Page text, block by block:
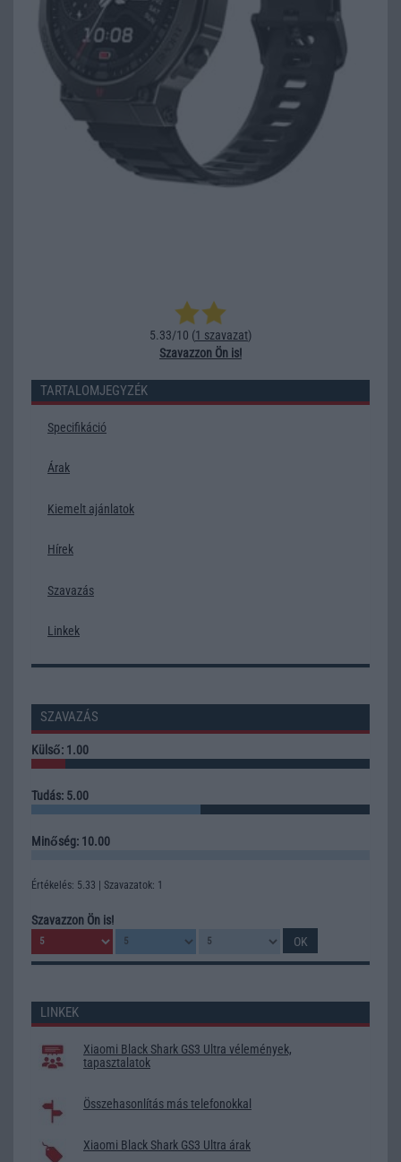
5.33/10 (1 szavazat)
Szavazzon Ön is!
TARTALOMJEGYZÉK
Specifikáció
Árak
Kiemelt ajánlatok
Hírek
Szavazás
Linkek
SZAVAZÁS
Külső: 1.00
Tudás: 5.00
Minőség: 10.00
Értékelés: 5.33 | Szavazatok: 1
Szavazzon Ön is!
LINKEK
Xiaomi Black Shark GS3 Ultra vélemények,
tapasztalatok
Összehasonlítás más telefonokkal
Xiaomi Black Shark GS3 Ultra árak